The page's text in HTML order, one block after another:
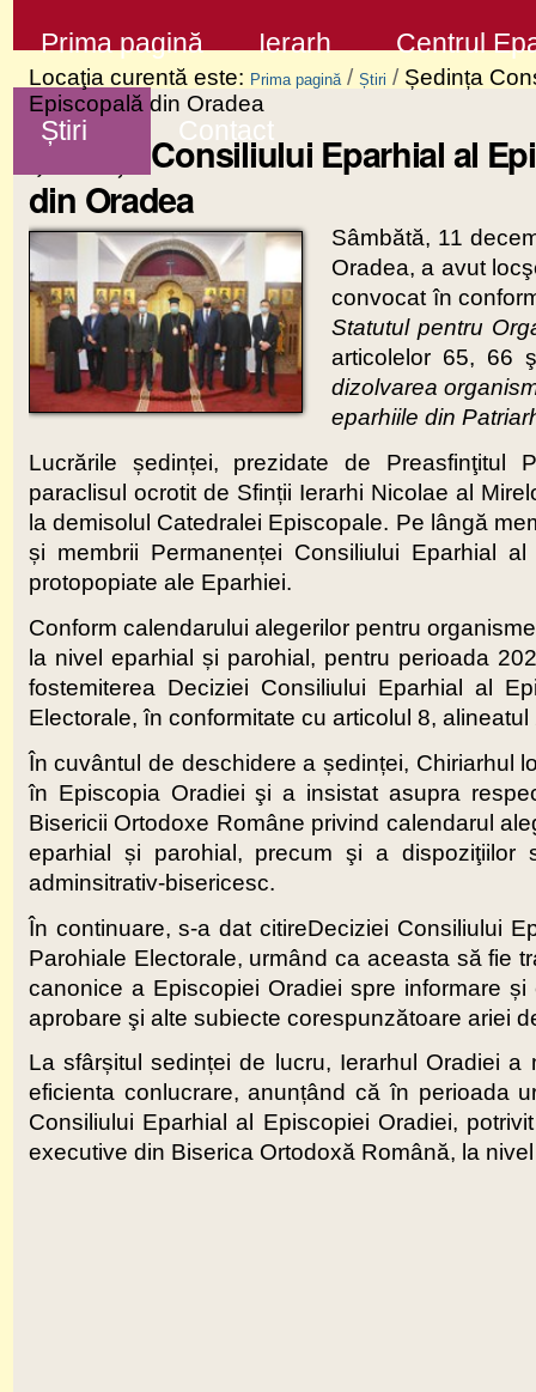
la
conţinut
Sari
la
navigare
Prima pagină Ierarh Centrul
Știri Contact
Locaţia curentă este: Prima pagină / Știri / Ședința
Episcopală din Oradea
Ședința Consiliului Eparhial al
din Oradea
Sâmbătă, 11
Oradea, a avut
convocat în
Statutul pentru
articolelor 65, 66
dizolvarea
eparhiile din
Lucrările ședinței, prezidate de Preasfinţitul
paraclisul ocrotit de Sfinții Ierarhi Nicolae al
la demisolul Catedralei Episcopale. Pe lângă
și membrii Permanenței Consiliului Eparhial
protopopiate ale Eparhiei.
Conform calendarului alegerilor pentru
la nivel eparhial și parohial, pentru perioada
fostemiterea Deciziei Consiliului Eparhial al
Electorale, în conformitate cu articolul 8, alineatul
În cuvântul de deschidere a ședinței, Chiriarhul
în Episcopia Oradiei şi a insistat asupra
Bisericii Ortodoxe Române privind calendarul
eparhial și parohial, precum şi a dispoziţiilor
adminsitrativ-bisericesc.
În continuare, s-a dat citireDeciziei Consiliului
Parohiale Electorale, urmând ca aceasta să fie
canonice a Episcopiei Oradiei spre informare
aprobare şi alte subiecte corespunzătoare ariei
La sfârșitul sedinței de lucru, Ierarhul Oradiei
eficienta conlucrare, anunțând că în perioada
Consiliului Eparhial al Episcopiei Oradiei,
executive din Biserica Ortodoxă Română, la